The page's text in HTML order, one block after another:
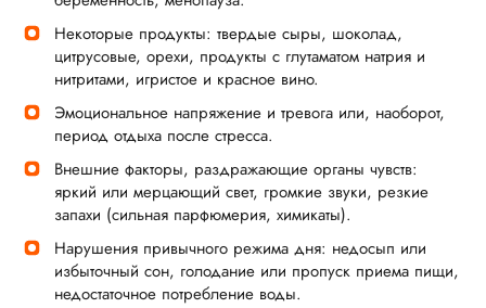
Некоторые продукты: твердые сыры, шоколад,
цитрусовые, орехи, продукты с глутаматом натрия и
нитритами, игристое и красное вино.
Эмоциональное напряжение и тревога или, наоборот,
период отдыха после стресса.
Внешние факторы, раздражающие органы чувств:
яркий или мерцающий свет, громкие звуки, резкие
запахи (сильная парфюмерия, химикаты).
Нарушения привычного режима дня: недосып или
избыточный сон, голодание или пропуск приема пищи,
недостаточное потребление воды.